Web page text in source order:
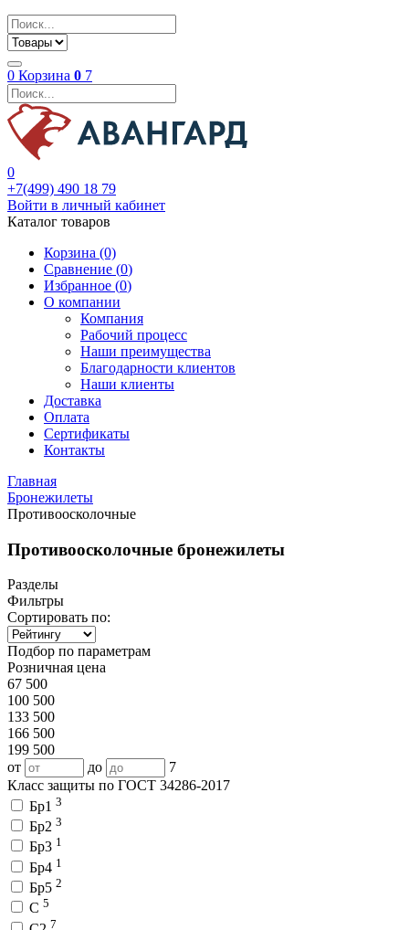
0 Корзина 0 7
0
+7(499) 490 18 79
Войти в личный кабинет
Каталог товаров
Корзина (0)
Сравнение (0)
Избранное (0)
О компании
Компания
Рабочий процесс
Наши преимущества
Благодарности клиентов
Наши клиенты
Доставка
Оплата
Сертификаты
Контакты
Главная
Бронежилеты
Противоосколочные
Противоосколочные бронежилеты
Разделы
Фильтры
Сортировать по:
Подбор по параметрам
Розничная цена
67 500
100 500
133 500
166 500
199 500
от
до
7
Класс защиты по ГОСТ 34286-2017
Бр1 3
Бр2 3
Бр3 1
Бр4 1
Бр5 2
С 5
7